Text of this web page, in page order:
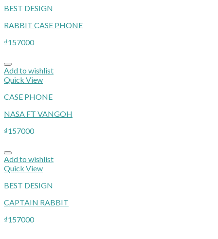
BEST DESIGN
RABBIT CASE PHONE
₫157000
Add to wishlist
Quick View
CASE PHONE
NASA FT VANGOH
₫157000
Add to wishlist
Quick View
BEST DESIGN
CAPTAIN RABBIT
₫157000